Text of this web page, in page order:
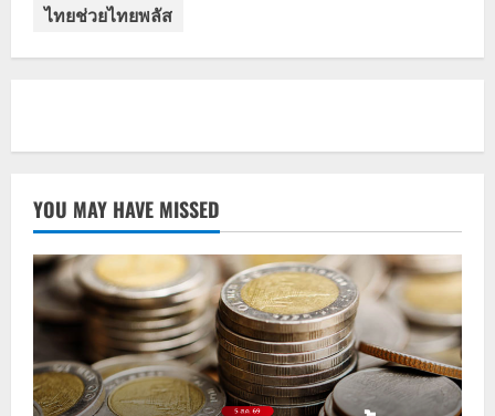
ไทยช่วยไทยพลัส
YOU MAY HAVE MISSED